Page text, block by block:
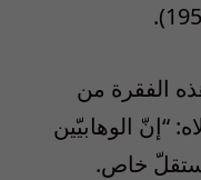
الفقرة من
“إنّ الوهابيّين
خاص.